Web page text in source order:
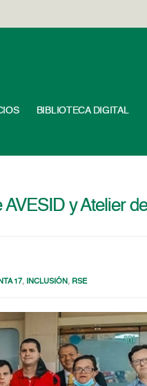
BIBLIOTECA DIGITAL
AVESID y Atelier
17, INCLUSIÓN , RSE